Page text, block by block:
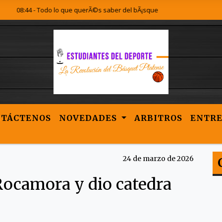
lo que querÃ©s saber del bÃ¡squet Platense lo encontrÃ¡s acÃ¡.
NOVEDADES ARBITROS
24 de marzo de 2026
y dio catedra